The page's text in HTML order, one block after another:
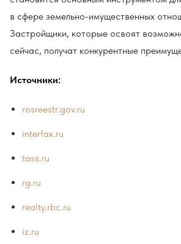
в сфере земельно-имущественных
Застройщики, которые освоят
сейчас, получат конкурентные
Источники:
rosreestr.gov.ru
interfax.ru
tass.ru
rg.ru
realty.rbc.ru
iz.ru